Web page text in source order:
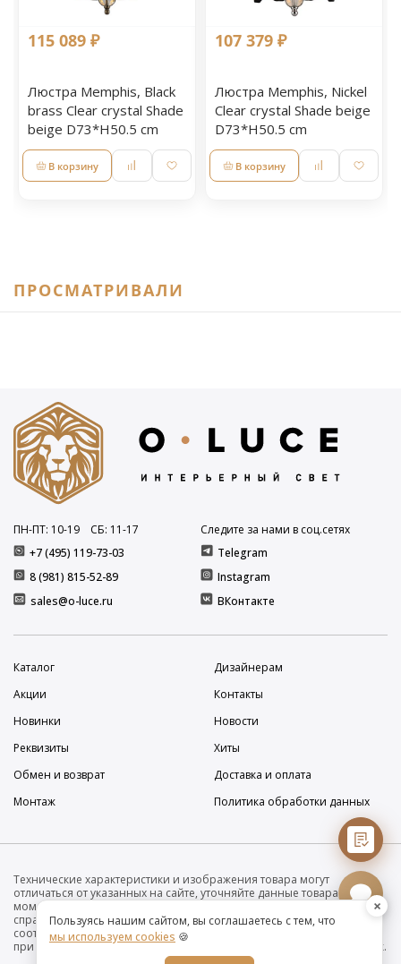
115 089 ₽
Люстра Memphis, Black
brass Clear crystal Shade
beige D73*H50.5 cm
В корзину
107 379 ₽
Люстра Memphis, Nickel
Clear crystal Shade beige
D73*H50.5 cm
В корзину
ПРОСМАТРИВАЛИ
+7 (495) 119-73-03
8 (981) 815-52-89
ПН-ПТ: 10-19 СБ: 11-17
sales@o-luce.ru
Следите за нами в соц.сетях
Telegram
Instagram
ВКонтакте
Каталог
Дизайнерам
Акции
Контакты
Новинки
Новости
Реквизиты
Хиты
Обмен и возврат
Доставка и оплата
Монтаж
Политика обработки данных
Технические характеристики и изображения товара могут
отличаться от указанных на сайте, уточняйте данные товара на
момент покупки и оплаты. Вся информация на сайте о товарах носит
справочный характер и не является публичной офертой в
соответствии с пунктом 2 статьи 437 ГК РФ. Убедительно просим Вас
при покупке проверять наличие желаемых функций и характеристик.
Пользуясь нашим сайтом, вы соглашаетесь с тем, что
мы используем cookies 🍪
×